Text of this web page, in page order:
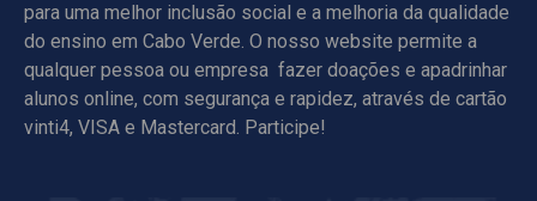
para uma melhor inclusão social e a melhoria da qualidade
do ensino em Cabo Verde. O nosso website permite a
qualquer pessoa ou empresa fazer doações e apadrinhar
alunos online, com segurança e rapidez, através de cartão
vinti4, VISA e Mastercard. Participe!